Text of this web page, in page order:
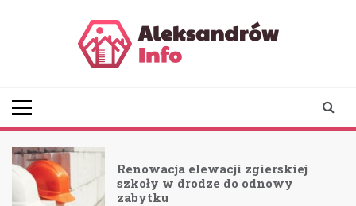
Renowacja elewacji zgierskiej
szkoły w drodze do odnowy
zabytku